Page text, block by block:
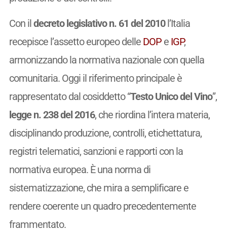
Con ildecreto legislativo n. 61 del 2010l’Italia
recepisce l’assetto europeo delle DOPe IGP,
armonizzando la normativa nazionale con quella
comunitaria. Oggi il riferimento principale è
rappresentato dal cosiddetto “Testo Unico del Vino”,
legge n. 238 del 2016, che riordina l’intera materia,
disciplinando produzione, controlli, etichettatura,
registri telematici, sanzioni e rapporti con la
normativa europea. È una norma di
sistematizzazione, che mira a semplificare e
rendere coerente un quadro precedentemente
frammentato.